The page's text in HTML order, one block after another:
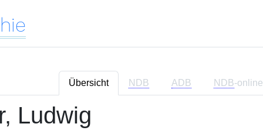
Übersicht NDB ADB NDB-online
Ludwig